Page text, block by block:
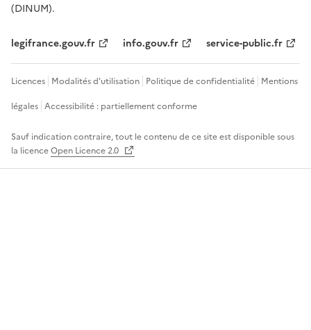
(DINUM).
legifrance.gouv.fr info.gouv.fr service-public.fr
Licences Modalités d'utilisation Politique de confidentialité Mentions
légales Accessibilité : partiellement conforme
Sauf indication contraire, tout le contenu de ce site est disponible sous
la licenceOpen Licence 2.0